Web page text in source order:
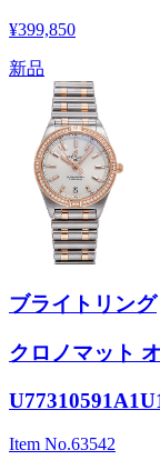
¥399,850
新品
ブライトリング
クロノマット
Item No.63542